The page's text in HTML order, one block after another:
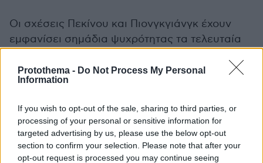
Protothema - Do Not Process My Personal
Information
If you wish to opt-out of the sale, sharing to third parties, or
processing of your personal or sensitive information for
targeted advertising by us, please use the below opt-out
section to confirm your selection. Please note that after your
opt-out request is processed you may continue seeing
Οι σχέσεις Πεκίνου και Πιονγκγιάνγκ έχουν
εμφανίσει σημάδια ψυχρότητας τα τελευταία
μειώσει τις επαφές μεταξύ των δύο χωρών, ενώ
στη συνέχεια η Βόρεια Κορέα προσέγγισε
σύμφωνα με εκτιμήσεις – χιλιάδες στρατιώτες
για να υποστηρίξουν τη ρωσική πολεμική
προσπάθεια στην Ουκρανία.